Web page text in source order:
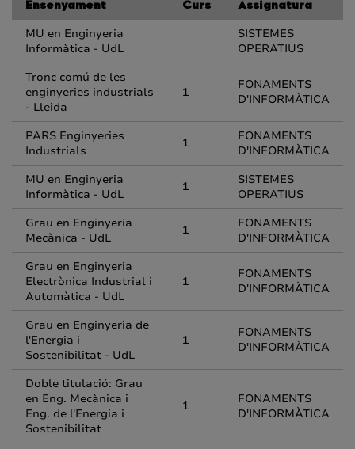
Ensenyament Curs Assignatura
MU en Enginyeria
Informàtica - UdL
SISTEMES
OPERATIUS
Tronc comú de les
enginyeries industrials
- Lleida
1
FONAMENTS
D'INFORMÀTICA
PARS Enginyeries
Industrials
1
FONAMENTS
D'INFORMÀTICA
MU en Enginyeria
Informàtica - UdL
1
SISTEMES
OPERATIUS
Grau en Enginyeria
Mecànica - UdL
1
FONAMENTS
D'INFORMÀTICA
Grau en Enginyeria
Electrònica Industrial i
Automàtica - UdL
1
FONAMENTS
D'INFORMÀTICA
Grau en Enginyeria de
l'Energia i
Sostenibilitat - UdL
1
FONAMENTS
D'INFORMÀTICA
Doble titulació: Grau
en Eng. Mecànica i
Eng. de l'Energia i
Sostenibilitat
1
FONAMENTS
D'INFORMÀTICA